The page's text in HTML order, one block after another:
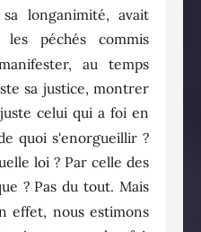
longanimité, avait
péchés commis
au temps
sa justice, montrer
celui qui a foi en
quoi s'enorgueillir ?
loi ? Par celle des
? Pas du tout. Mais
effet, nous estimons